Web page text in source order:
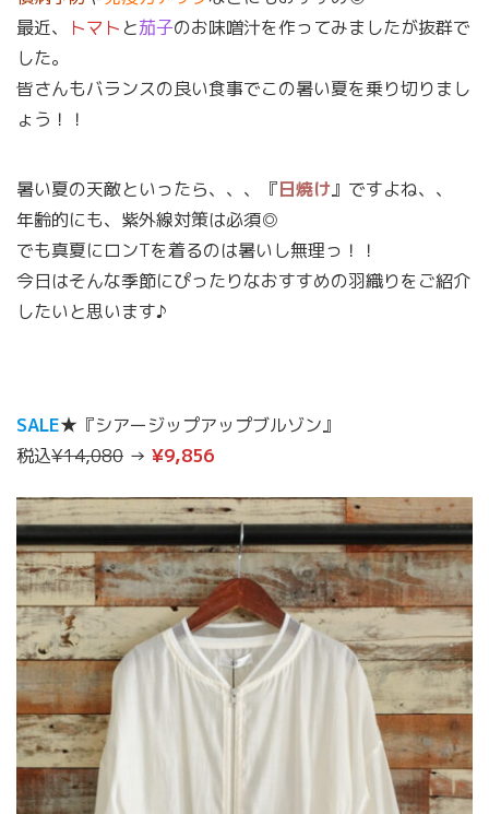
最近、
トマトと茄子のお味噌汁を作ってみましたが抜群で
した。
皆さんもバランスの良い食事でこの暑い夏を乗り切りまし
ょう！！
暑い夏の天敵といったら、、、『日焼け』ですよね、、
年齢的にも、紫外線対策は必須◎
でも真夏にロンTを着るのは暑いし無理っ！！
今日はそんな季節にぴったりなおすすめの羽織りをご紹介
したいと思います♪
SALE★『シアージップアップブルゾン』
税込¥14,080 → ¥9,856